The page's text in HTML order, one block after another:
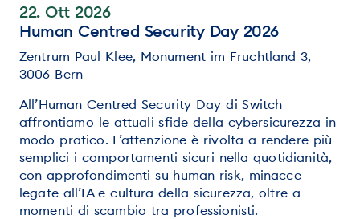
22. Ott 2026
Human Centred Security Day 2026
Zentrum Paul Klee, Monument im Fruchtland 3,
3006 Bern
All’Human Centred Security Day di Switch
affrontiamo le attuali sfide della cybersicurezza in
modo pratico. L’attenzione è rivolta a rendere più
semplici i comportamenti sicuri nella quotidianità,
con approfondimenti su human risk, minacce
legate all’IA e cultura della sicurezza, oltre a
momenti di scambio tra professionisti.